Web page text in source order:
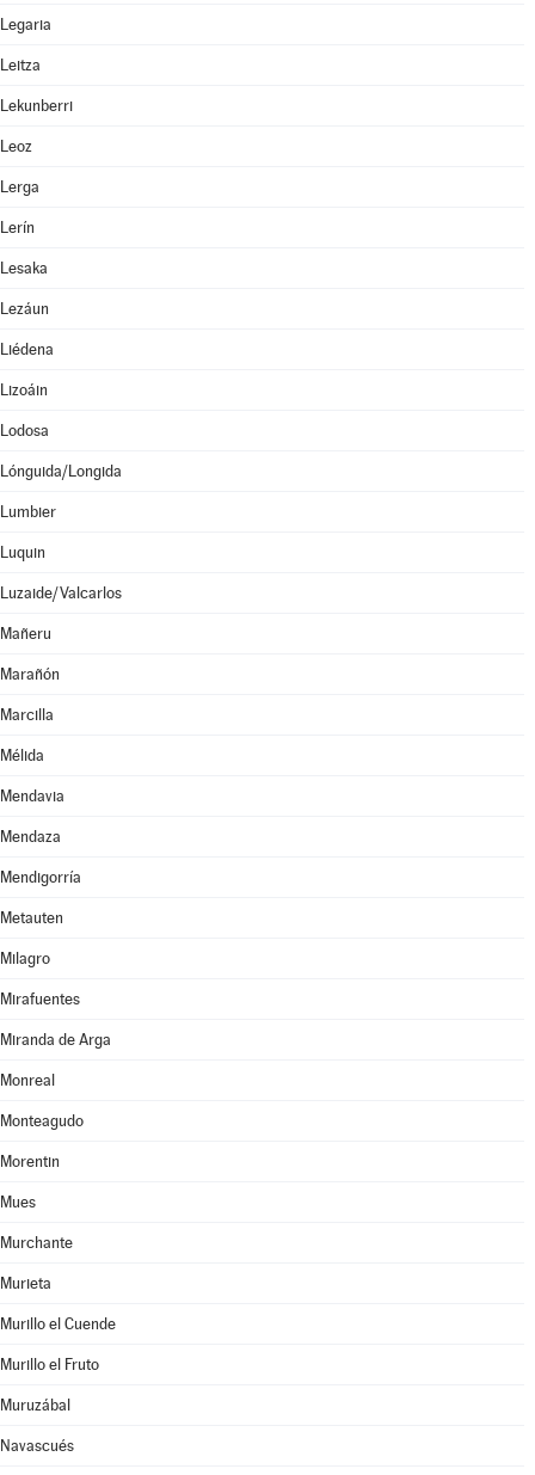
Legaria
Leitza
Lekunberri
Leoz
Lerga
Lerín
Lesaka
Lezáun
Liédena
Lizoáin
Lodosa
Lónguida/Longida
Lumbier
Luquin
Luzaide/Valcarlos
Mañeru
Marañón
Marcilla
Mélida
Mendavia
Mendaza
Mendigorría
Metauten
Milagro
Mirafuentes
Miranda de Arga
Monreal
Monteagudo
Morentin
Mues
Murchante
Murieta
Murillo el Cuende
Murillo el Fruto
Muruzábal
Navascués